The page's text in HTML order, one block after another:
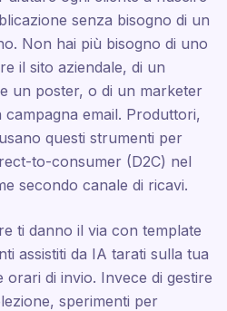
senza bisogno di un
Non hai più bisogno di uno
il sito aziendale, di un
un poster, o di un marketer
email. Produttori,
questi strumenti per
to-consumer (D2C) nel
secondo canale di ricavi.
ti danno il via con template
assistiti da IA tarati sulla tua
di invio. Invece di gestire
sperimenti per